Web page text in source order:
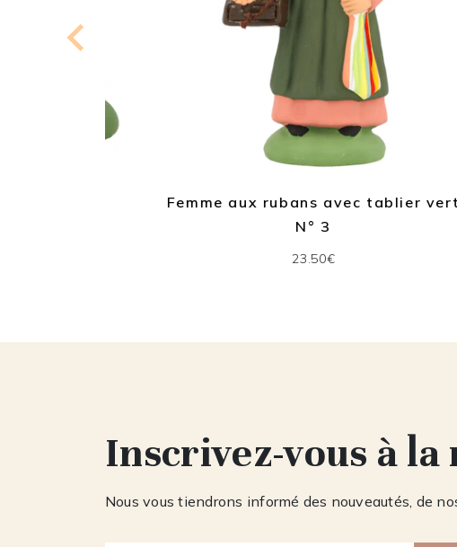
Femme aux rubans avec tablier vert
23.50€
Inscrivez-vous à
Nous vous tiendrons informé des nouveautés, de